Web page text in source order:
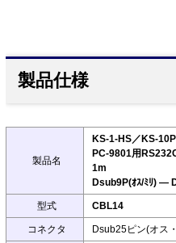
製品仕様
製品名
KS-1-HS／KS-
PC-9801用
1m
Dsub9P(ｵｽ/ﾐﾘ) ―
型式 CBL14
コネクタ Dsub25ピン(オス